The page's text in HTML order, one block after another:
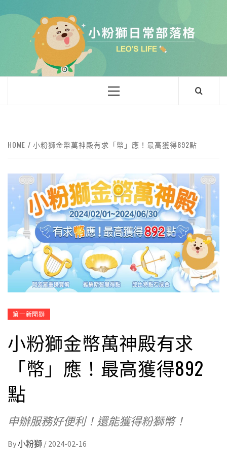
小粉獅日常
LEO'Ｓ LIFE
HOME 小粉獅金幣萬神殿有求「幣」應！最高獲得892點
第一新聞獅
小粉獅金幣萬神殿有求
「幣」應！最高獲得892
點
申辦服務好便利！還能獲得粉獅幣！
By小粉獅 / 2024-02-16